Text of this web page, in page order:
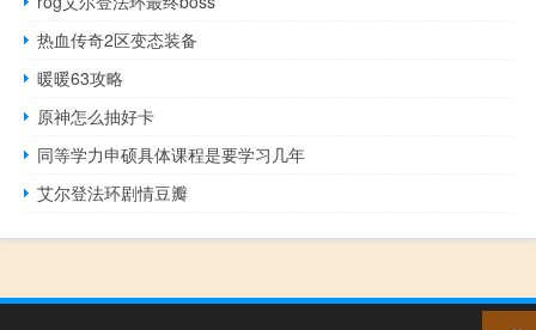
热血传奇2区变态装备
暖暖63攻略
原神怎么抽好卡
同等学力申硕具体课程是要学习几年
艾尔登法环剧情豆瓣